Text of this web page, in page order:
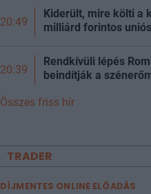
20:49
Kiderült, mire költi a
milliárd forintos
20:39
Rendkívüli lépés
beindítják a
Összes friss hír
TRADER
DÍJMENTES ONLINE ELŐADÁS